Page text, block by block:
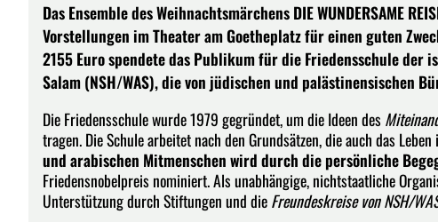
Das Ensemble des Weihnachtsmärchens DIE WUNDERSAME
Vorstellungen im Theater am Goetheplatz für einen guten
2155 Euro spendete das Publikum für die Friedensschule der
Salam (NSH/WAS), die von jüdischen und palästinensischen
Die Friedensschule wurde 1979 gegründet, um die Ideen des
tragen. Die Schule arbeitet nach den Grundsätzen, die auch das
und arabischen Mitmenschen wird durch die persönliche
Friedensnobelpreis nominiert. Als unabhängige, nichtstaatliche
Unterstützung durch Stiftungen und dieFreundeskreise von NSH/